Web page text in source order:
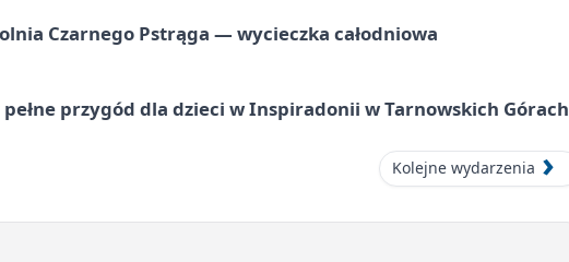
Czarnego Pstrąga — wycieczka całodniowa
przygód dla dzieci w Inspiradonii w Tarnowskich Górach
Kolejne wydarzenia